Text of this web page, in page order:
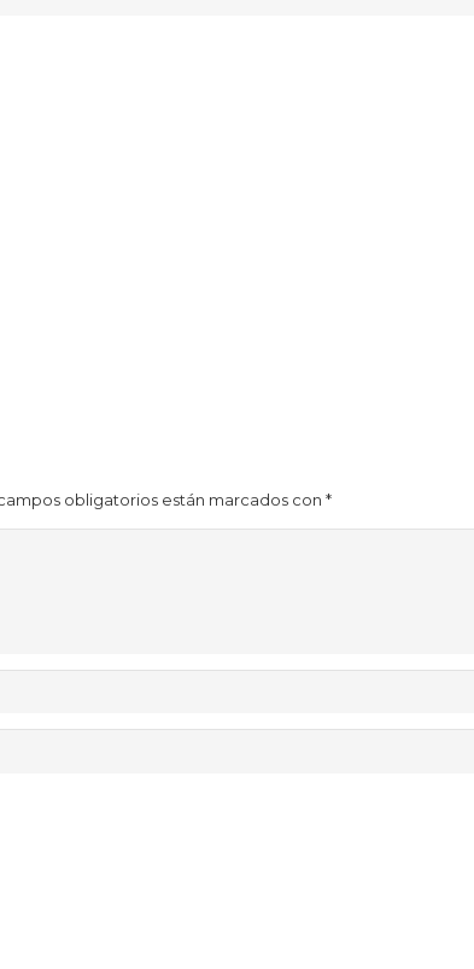
obligatorios están marcados con *